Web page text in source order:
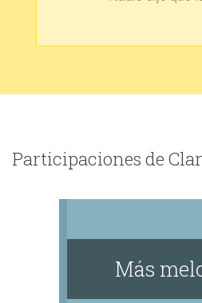
Participaciones de
Más